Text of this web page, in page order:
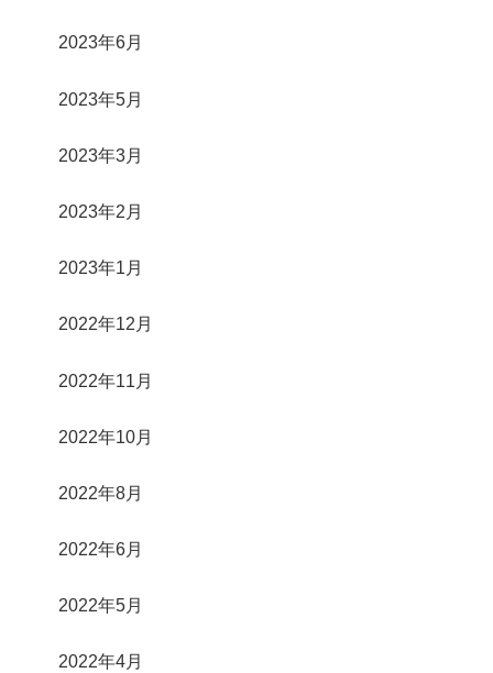
2023年6月
2023年5月
2023年3月
2023年2月
2023年1月
2022年12月
2022年11月
2022年10月
2022年8月
2022年6月
2022年5月
2022年4月